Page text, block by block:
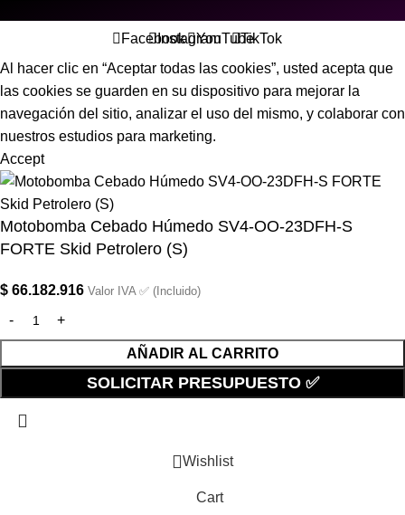
FacebookInstagramYouTubeTikTok
Al hacer clic en “Aceptar todas las cookies”, usted acepta que
las cookies se guarden en su dispositivo para mejorar la
navegación del sitio, analizar el uso del mismo, y colaborar con
nuestros estudios para marketing.
Accept
Motobomba Cebado Húmedo SV4-OO-23DFH-S
FORTE Skid Petrolero (S)
$ 66.182.916 Valor IVA ✅ (Incluido)
AÑADIR AL CARRITO
SOLICITAR PRESUPUESTO ✅
Wishlist
Cart